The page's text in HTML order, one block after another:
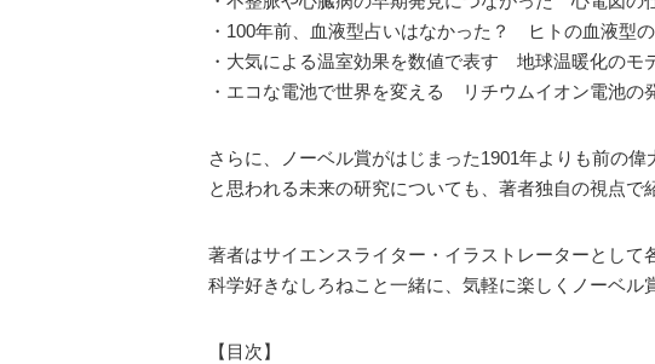
・100年前、血液型占いはなかった？ ヒトの血液型
・大気による温室効果を数値で表す 地球温暖化のモ
・エコな電池で世界を変える リチウムイオン電池の
さらに、ノーベル賞がはじまった1901年よりも前の
と思われる未来の研究についても、著者独自の視点で
著者はサイエンスライター・イラストレーターとして
科学好きなしろねこと一緒に、気軽に楽しくノーベル
【目次】